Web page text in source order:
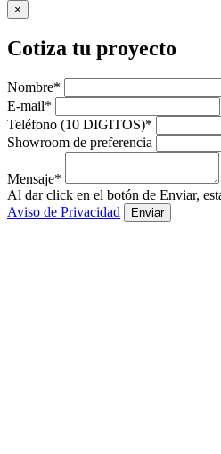
×
Cotiza tu proyecto
Nombre*
E-mail*
Teléfono (10 DIGITOS)*
Showroom de preferencia
Mensaje*
Al dar click en el botón de Enviar,
Aviso de Privacidad